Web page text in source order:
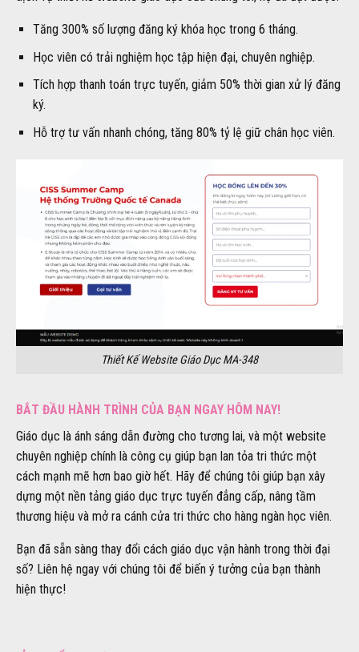
Tăng 300% số lượng đăng ký khóa học trong 6 tháng.
Học viên có trải nghiệm học tập hiện đại, chuyên nghiệp.
Tích hợp thanh toán trực tuyến, giảm 50% thời gian xử lý đăng
ký.
Hỗ trợ tư vấn nhanh chóng, tăng 80% tỷ lệ giữ chân học viên.
Thiết Kế Website Giáo Dục MA-348
BẮT ĐẦU HÀNH TRÌNH CỦA BẠN NGAY HÔM NAY!
Giáo dục là ánh sáng dẫn đường cho tương lai, và một website
chuyên nghiệp chính là công cụ giúp bạn lan tỏa tri thức một
cách mạnh mẽ hơn bao giờ hết. Hãy để chúng tôi giúp bạn xây
dựng một nền tảng giáo dục trực tuyến đẳng cấp, nâng tầm
thương hiệu và mở ra cánh cửa tri thức cho hàng ngàn học viên.
Bạn đã sẵn sàng thay đổi cách giáo dục vận hành trong thời đại
số? Liên hệ ngay với chúng tôi để biến ý tưởng của bạn thành
hiện thực!